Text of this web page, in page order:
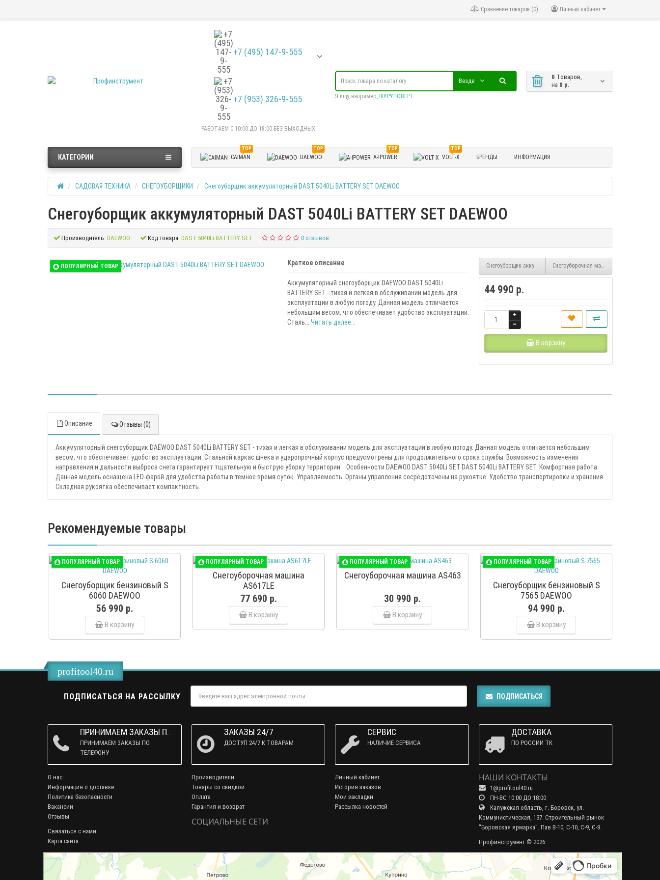
Личный кабинет
Сравнение товаров (0)
+7 (495) 147-9-555
+7 (953) 326-9-555
РАБОТАЕМ С 10:00 ДО 18:00 БЕЗ ВЫХОДНЫХ
0 Tоваров,
на 0 р.
Везде
Я ищу, например, ШУРУПОВЕРТ
TOP
CAIMAN
TOP
DAEWOO
TOP
A-IPOWER
TOP
VOLT-X БРЕНДЫ ИНФОРМАЦИЯ
КАТЕГОРИИ
САДОВАЯ ТЕХНИКА СНЕГОУБОРЩИКИ Снегоуборщик аккумуляторный DAST 5040Li BATTERY SET DAEWOO
Снегоуборщик аккумуляторный DAST 5040Li BATTERY SET DAEWOO
Производитель: DAEWOO Код товара: DAST 5040Li BATTERY SET 0 отзывов
ПОПУЛЯРНЫЙ ТОВАР Краткое описание
Аккумуляторный снегоуборщик DAEWOO DAST 5040Li
BATTERY SET - тихая и легкая в обслуживании модель для
эксплуатации в любую погоду. Данная модель отличается
небольшим весом, что обеспечивает удобство эксплуатации.
Сталь... Читать далее...
Снегоуборщик аккумуляторный DAST 5040Li DAEWOO
Снегоуборочная машина AS463
44 990 р.
В корзину
Описание Отзывы (0)
Аккумуляторный снегоуборщик DAEWOO DAST 5040Li BATTERY SET - тихая и легкая в обслуживании модель для эксплуатации в любую погоду. Данная модель отличается небольшим
весом, что обеспечивает удобство эксплуатации. Стальной каркас шнека и ударопрочный корпус предусмотрены для продолжительного срока службы. Возможность изменения
направления и дальности выброса снега гарантирует тщательную и быструю уборку территории. Особенности DAEWOO DAST 5040Li SET DAST 5040Li BATTERY SET. Комфортная работа.
Данная модель оснащена LED-фарой для удобства работы в темное время суток. Управляемость. Органы управления сосредоточены на рукоятке. Удобство транспортировки и хранения.
Складная рукоятка обеспечивает компактность.
Рекомендуемые товары
ПОПУЛЯРНЫЙ ТОВАР
Снегоуборщик бензиновый S
6060 DAEWOO
56 990 р.
В корзину
ПОПУЛЯРНЫЙ ТОВАР
Снегоуборочная машина
AS617LE
77 690 р.
В корзину
ПОПУЛЯРНЫЙ ТОВАР
Снегоуборочная машина AS463
30 990 р.
В корзину
ПОПУЛЯРНЫЙ ТОВАР
Снегоуборщик бензиновый S
7565 DAEWOO
94 990 р.
В корзину
profitool40.ru
ПОДПИСАТЬСЯ НА РАССЫЛКУ ПОДПИСАТЬСЯ
ПРИНИМАЕМ ЗАКАЗЫ ПО
ТЕЛЕФОНУ
ЗАКАЗЫ 24/7
ДОСТУП 24/7 К ТОВАРАМ
СЕРВИС
НАЛИЧИЕ СЕРВИСА
ДОСТАВКА
ПО РОССИИ ТК
О нас
Информация о доставке
Политика безопасности
Вакансии
Отзывы
Связаться с нами
Карта сайта
Производители
Товары со скидкой
Оплата
Гарантия и возврат
СОЦИАЛЬНЫЕ СЕТИ
Личный кабинет
История заказов
Мои закладки
Рассылка новостей
НАШИ КОНТАКТЫ
1@profitool40.ru
ПН-ВС 10:00 ДО 18:00
Калужская область, г. Боровск, ул.
Коммунистическая, 137. Строительный рынок
"Боровская ярмарка". Пав В-10, С-10, С-9, С-8.
Профинструмент © 2026